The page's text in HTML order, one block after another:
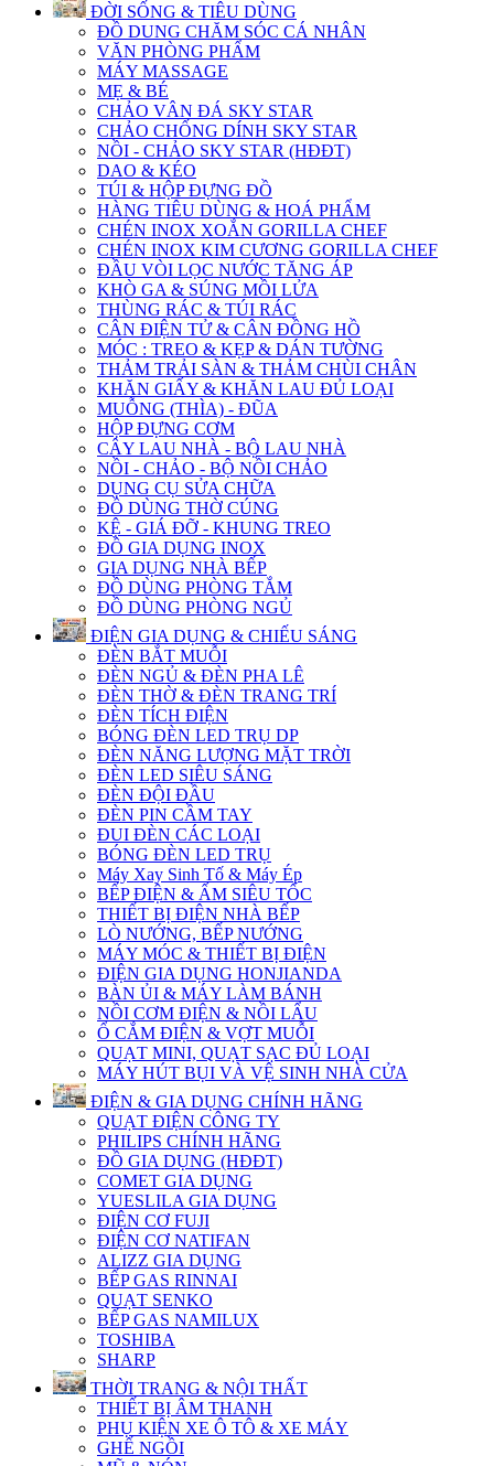
ĐỜI SỐNG & TIÊU DÙNG
ĐỒ DUNG CHĂM SÓC CÁ NHÂN
VĂN PHÒNG PHẨM
MÁY MASSAGE
MẸ & BÉ
CHẢO VÂN ĐÁ SKY STAR
CHẢO CHỐNG DÍNH SKY STAR
NỒI - CHẢO SKY STAR (HĐĐT)
DAO & KÉO
TÚI & HỘP ĐỰNG ĐỒ
HÀNG TIÊU DÙNG & HOÁ PHẨM
CHÉN INOX XOẮN GORILLA CHEF
CHÉN INOX KIM CƯƠNG GORILLA CHEF
ĐẦU VÒI LỌC NƯỚC TĂNG ÁP
KHÒ GA & SÚNG MỒI LỬA
THÙNG RÁC & TÚI RÁC
CÂN ĐIỆN TỬ & CÂN ĐỒNG HỒ
MÓC : TREO & KẸP & DÁN TƯỜNG
THẢM TRẢI SÀN & THẢM CHÙI CHÂN
KHĂN GIẤY & KHĂN LAU ĐỦ LOẠI
MUỖNG (THÌA) - ĐŨA
HỘP ĐỰNG CƠM
CÂY LAU NHÀ - BỘ LAU NHÀ
NỒI - CHẢO - BỘ NỒI CHẢO
DỤNG CỤ SỬA CHỮA
ĐỒ DÙNG THỜ CÚNG
KỆ - GIÁ ĐỠ - KHUNG TREO
ĐỒ GIA DỤNG INOX
GIA DỤNG NHÀ BẾP
ĐỒ DÙNG PHÒNG TẮM
ĐỒ DÙNG PHÒNG NGỦ
ĐIỆN GIA DỤNG & CHIẾU SÁNG
ĐÈN BẮT MUỖI
ĐÈN NGỦ & ĐÈN PHA LÊ
ĐÈN THỜ & ĐÈN TRANG TRÍ
ĐÈN TÍCH ĐIỆN
BÓNG ĐÈN LED TRỤ DP
ĐÈN NĂNG LƯỢNG MẶT TRỜI
ĐÈN LED SIÊU SÁNG
ĐÈN ĐỘI ĐẦU
ĐÈN PIN CẦM TAY
ĐUI ĐÈN CÁC LOẠI
BÓNG ĐÈN LED TRỤ
Máy Xay Sinh Tố & Máy Ép
BẾP ĐIỆN & ẤM SIÊU TỐC
THIẾT BỊ ĐIỆN NHÀ BẾP
LÒ NƯỚNG, BẾP NƯỚNG
MÁY MÓC & THIẾT BỊ ĐIỆN
ĐIỆN GIA DỤNG HONJIANDA
BÀN ỦI & MÁY LÀM BÁNH
NỒI CƠM ĐIỆN & NỒI LẨU
Ổ CẮM ĐIỆN & VỢT MUỖI
QUẠT MINI, QUẠT SẠC ĐỦ LOẠI
MÁY HÚT BỤI VÀ VỆ SINH NHÀ CỬA
ĐIỆN & GIA DỤNG CHÍNH HÃNG
QUẠT ĐIỆN CÔNG TY
PHILIPS CHÍNH HÃNG
ĐỒ GIA DỤNG (HĐĐT)
COMET GIA DỤNG
YUESLILA GIA DỤNG
ĐIỆN CƠ FUJI
ĐIỆN CƠ NATIFAN
ALIZZ GIA DỤNG
BẾP GAS RINNAI
QUẠT SENKO
BẾP GAS NAMILUX
TOSHIBA
SHARP
THỜI TRANG & NỘI THẤT
THIẾT BỊ ÂM THANH
PHỤ KIỆN XE Ô TÔ & XE MÁY
GHẾ NGỒI